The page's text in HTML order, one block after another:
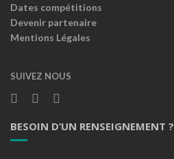
Dates compétitions
Devenir partenaire
Mentions Légales
SUIVEZ NOUS
BESOIN D’UN RENSEIGNEMENT ?